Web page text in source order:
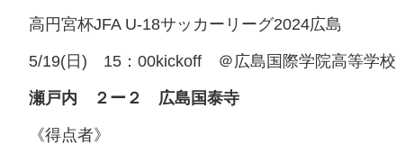
高円宮杯JFA U-18サッカーリーグ2024広島
5/19(日) 15：00kickoff ＠広島国際学院高等学校
瀬戸内 ２ー２ 広島国泰寺
《得点者》